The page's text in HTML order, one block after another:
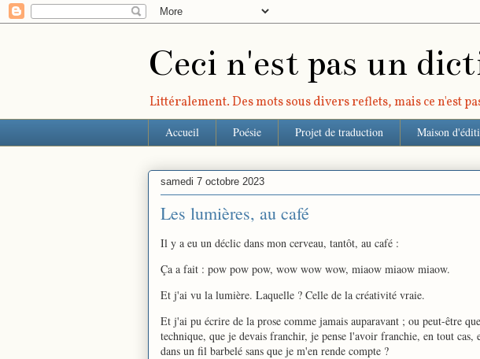
Ceci n'est pas un
Littéralement. Des mots sous divers reflets, mais ce n'est
Accueil Poésie Projet de traduction Maison
samedi 7 octobre 2023
Les lumières, au café
Il y a eu un déclic dans mon cerveau, tantôt, au café :
Ça a fait : pow pow pow, wow wow wow, miaow miaow miaow.
Et j'ai vu la lumière. Laquelle ? Celle de la créativité vraie.
Et j'ai pu écrire de la prose comme jamais auparavant ; ou peut-être
technique, que je devais franchir, je pense l'avoir franchie, en tout cas,
dans un fil barbelé sans que je m'en rende compte ?